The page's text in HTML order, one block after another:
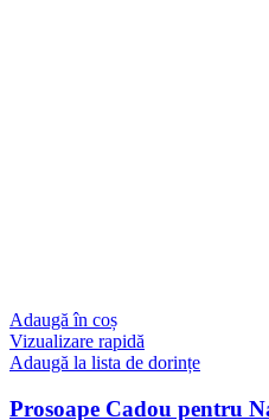
Adaugă în coș
Vizualizare rapidă
Adaugă la lista de dorințe
Prosoape Cadou pentru